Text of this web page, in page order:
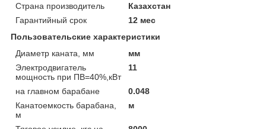
Страна производитель
Казахстан
Гарантийный срок
12 мес
Пользовательские характеристики
Диаметр каната, мм
мм
Электродвигатель
мощность при ПВ=40%,кВт
11
на главном барабане
0.048
Канатоемкость барабана,
м
м